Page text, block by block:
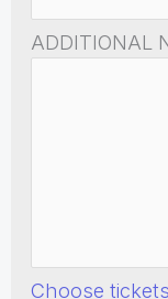
ADDITIONAL
Choose tickets